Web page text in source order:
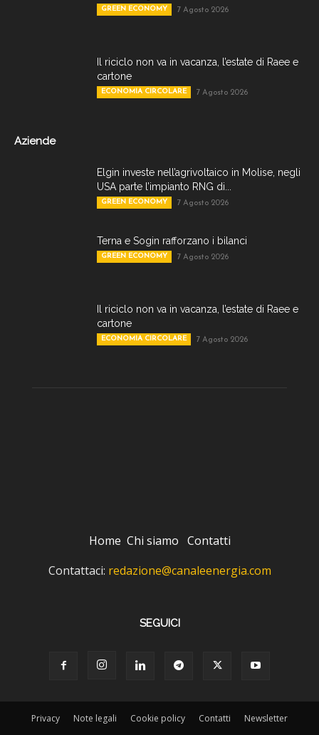
GREEN ECONOMY 7 Agosto 2026
Il riciclo non va in vacanza, l’estate di Raee e
cartone
ECONOMIA CIRCOLARE 7 Agosto 2026
Aziende
Elgin investe nell’agrivoltaico in Molise, negli
USA parte l’impianto RNG di...
GREEN ECONOMY 7 Agosto 2026
Terna e Sogin rafforzano i bilanci
GREEN ECONOMY 7 Agosto 2026
Il riciclo non va in vacanza, l’estate di Raee e
cartone
ECONOMIA CIRCOLARE 7 Agosto 2026
Home Chi siamo Contatti
Contattaci: redazione@canaleenergia.com
SEGUICI
Privacy Note legali Cookie policy Contatti Newsletter